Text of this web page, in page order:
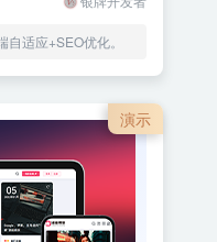
适应+SEO优化。
演示